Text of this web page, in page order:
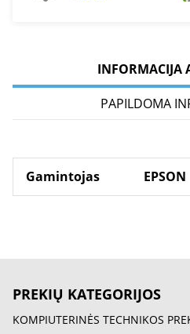
INFORMACIJA
PAPILDOMA
Gamintojas EPSON
PREKIŲ KATEGORIJOS
KOMPIUTERINĖS TECHNIKOS